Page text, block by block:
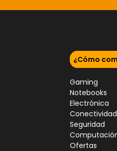
¿Cómo
Gaming
Notebooks
Electrónica
Conectividad
Seguridad
Ofertas